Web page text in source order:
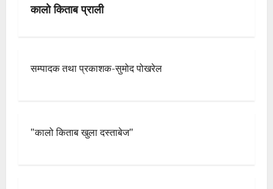
कालो किताब प्राली
सम्पादक तथा प्रकाशक-सुमोद पोखरेल
"कालो किताब खुला दस्ताबेज"